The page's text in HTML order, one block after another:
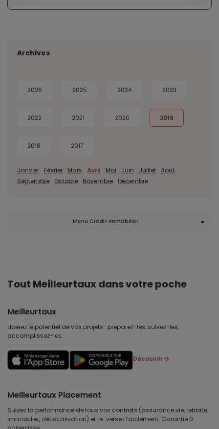
Archives
2026 2025 2024 2023
2022 2021 2020 2019
2018 2017
Janvier Février Mars Avril Mai Juin Juillet Août
Septembre
Octobre Novembre Décembre
Menu Crédit immobilier
Tout Meilleurtaux dans votre poche
Meilleurtaux
Libérez le potentiel de vos projets : préparez-les, suivez-les,
accomplissez-les.
Découvrir
Meilleurtaux Placement
Suivez la performance de tous vos contrats (assurance vie, retraite,
immobilier, défiscalisation) et re-versez facilement. Garantie 0